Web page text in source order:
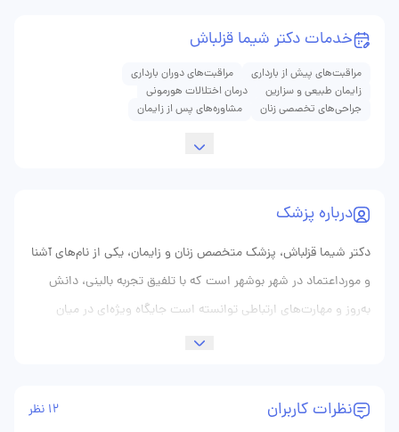
خدمات دکتر شیما قزلباش
مراقبت‌های پیش از بارداری
مراقبت‌های دوران بارداری
زایمان طبیعی و سزارین
درمان اختلالات هورمونی
جراحی‌های تخصصی زنان
مشاوره‌های پس از زایمان
درباره پزشک
دکتر شیما قزلباش، پزشک متخصص زنان و زایمان، یکی از نام‌های آشنا
و مورداعتماد در شهر بوشهر است که با تلفیق تجربه بالینی، دانش
به‌روز و مهارت‌های ارتباطی توانسته است جایگاه ویژه‌ای در میان
مادران و خانواده‌ها پیدا کند. ایشان پس از اتمام دوره پزشکی عمومی
مهارت‌های جراحی، تشخیصی و مراقبتی خود را در مراکز معتبر تکمیل
نظرات کاربران 12 نظر